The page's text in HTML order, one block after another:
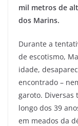
mil metros de
dos Marins.
Durante a
de escotismo,
idade,
encontrado –
garoto. Diversas
longo dos 39
em meados da